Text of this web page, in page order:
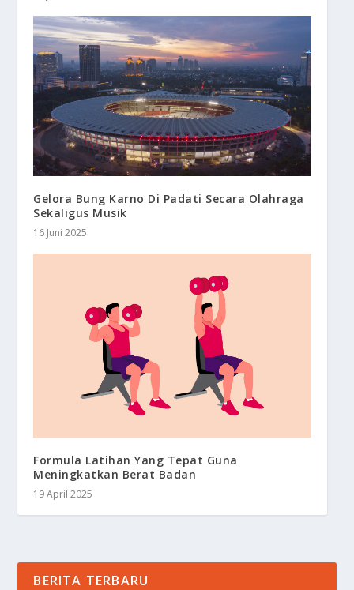
Gelora Bung Karno Di Padati Secara Olahraga
Sekaligus Musik
16 Juni 2025
Formula Latihan Yang Tepat Guna
Meningkatkan Berat Badan
19 April 2025
BERITA TERBARU